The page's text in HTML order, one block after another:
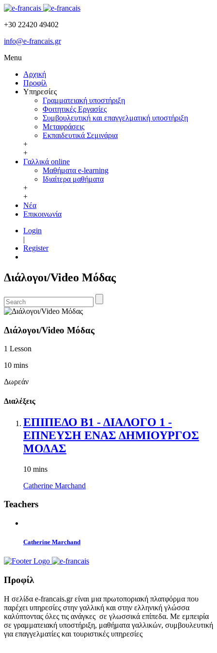
+30 22420 49402
info@e-francais.gr
Menu
Αρχική
Προφίλ
Υπηρεσίες
Γραμματειακή υποστήριξη
Φοιτητικές Εργασίες
Συμβουλευτική και επαγγελματική υποστήριξη
Μεταφράσεις
Εκπαιδευτικά Σεμινάρια
+
+
Γαλλικά online
Μαθήματα e-learning
Ιδιαίτερα μαθήματα
+
+
Νέα
Επικοινωνία
Login
|
Register
Διάλογοι/Video Μόδας
Διάλογοι/Video Μόδας
1 Lesson
10 mins
Δωρεάν
Διαλέξεις
ΕΠΙΠΕΔΟ Β1 - ΔΙΑΛΟΓΟ 1 -
ΕΠΝΕΥΣΗ ΕΝΑΣ ΔΗΜΙΟΥΡΓΟΣ
ΜΟΔΑΣ
10 mins
Catherine Marchand
Teachers
Catherine Marchand
Προφίλ
Η σελίδα e-francais.gr είναι μια πρωτοποριακή πλατφόρμα που
παρέχει υπηρεσίες στην γαλλική και στην ελληνική γλώσσα
καλύπτοντας όλες τις ανάγκες σε γλωσσικά επίπεδα. Με εμπειρία
σε γραμματειακή υποστήριξη, μαθήματα γαλλικών, συμβουλευτική
για επαγγελματίες και τουριστικές υπηρεσίες